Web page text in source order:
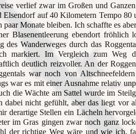
verlief zwar im Großen und
Elsendorf auf 40 Kilometern Tempo
paar Monate bleiben. Ich schaffte es
Blasenentleerung ebendort
des Wanderweges durch das
markiert. Im Vergleich zum Weg
deutlich reizvoller. An der
war noch von
war es mit einer Ausnahme relativ
die Wächte am Sattel wurde im
dabei nicht gefühlt, aber das liegt vor
derartige Stellen ein Lächeln
im Gras gingen zwar noch ganz
der richtige Weg wäre und wie ich,